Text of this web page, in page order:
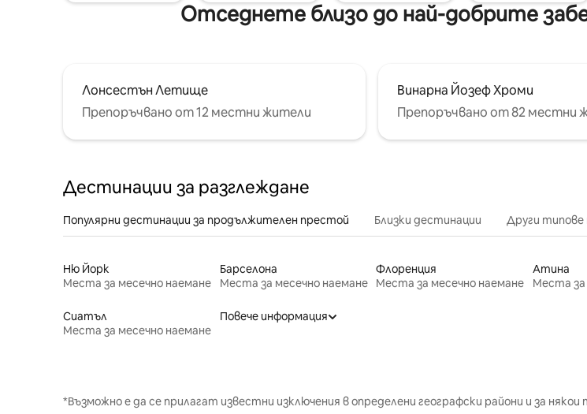
Отседнете близо до най-добрите
Лонсестън Летище
Препоръчвано от 12 местни жители
Винарна Йозеф Хроми
Препоръчвано от 82 местни
Дестинации за разглеждане
Популярни дестинации за продължителен престой Близки дестинации Други
Ню Йорк
Места за месечно наемане
Барселона
Места за месечно наемане
Флоренция
Места за месечно наемане
Атина
Места за
Сиатъл
Места за месечно наемане
Повече информация
*Възможно е да се прилагат известни изключения в определени географски райони и за